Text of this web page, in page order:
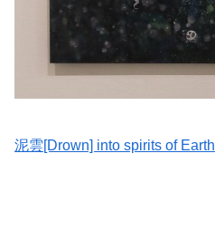
泥雲[Drown] into spirits of Earth